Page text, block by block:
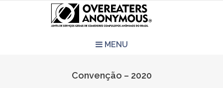
MENU
Convenção – 2020